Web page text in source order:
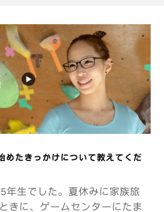
めたきっかけについて教えてくだ
年生でした。夏休みに家族旅
きに、ゲームセンターにたま